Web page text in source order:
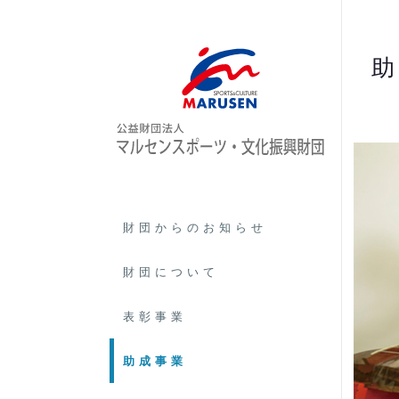
財団からのお知らせ
財団について
表彰事業
助成事業